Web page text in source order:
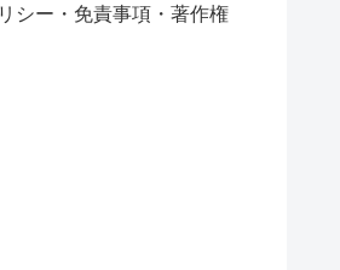
シー・免責事項・著作権